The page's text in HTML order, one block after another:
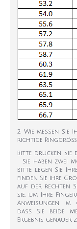
2. Wie messen
richtige
Bitte drucken Sie
Sie haben zwei
bitte legen Sie
finden Sie Ihre
auf der rechten
sie, um Ihre
Anweisungen im
dass Sie beide
Ergebnis genauer